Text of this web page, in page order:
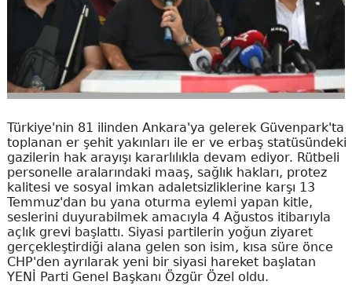
Türkiye'nin 81 ilinden Ankara'ya gelerek Güvenpark'ta
toplanan er şehit yakınları ile er ve erbaş statüsündeki
gazilerin hak arayışı kararlılıkla devam ediyor. Rütbeli
personelle aralarındaki maaş, sağlık hakları, protez
kalitesi ve sosyal imkan adaletsizliklerine karşı 13
Temmuz'dan bu yana oturma eylemi yapan kitle,
seslerini duyurabilmek amacıyla 4 Ağustos itibarıyla
açlık grevi başlattı. Siyasi partilerin yoğun ziyaret
gerçekleştirdiği alana gelen son isim, kısa süre önce
CHP'den ayrılarak yeni bir siyasi hareket başlatan
YENİ Parti Genel Başkanı Özgür Özel oldu.